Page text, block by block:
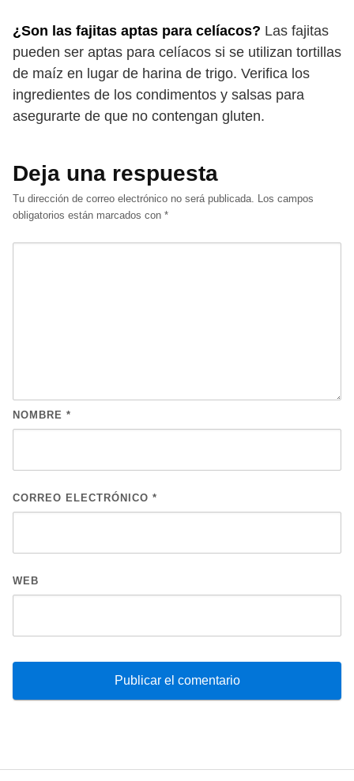
¿Son las fajitas aptas para celíacos? Las fajitas
pueden ser aptas para celíacos si se utilizan tortillas
de maíz en lugar de harina de trigo. Verifica los
ingredientes de los condimentos y salsas para
asegurarte de que no contengan gluten.
Deja una respuesta
Tu dirección de correo electrónico no será publicada. Los campos
obligatorios están marcados con *
NOMBRE *
CORREO ELECTRÓNICO *
WEB